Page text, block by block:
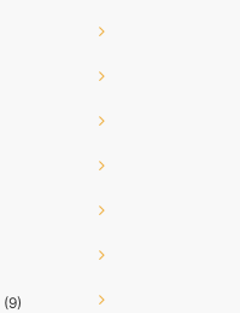
(9)